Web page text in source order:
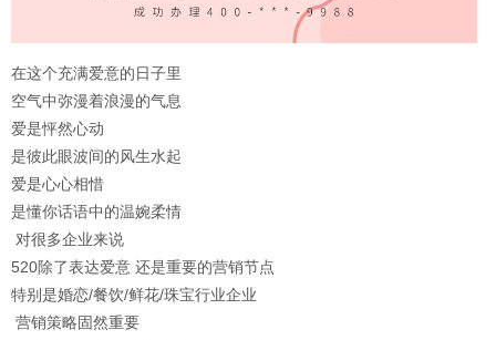
在这个充满爱意的日子里
空气中弥漫着浪漫的气息
爱是怦然心动
是彼此眼波间的风生水起
爱是心心相惜
是懂你话语中的温婉柔情
对很多企业来说
520除了表达爱意 还是重要的营销节点
特别是婚恋/餐饮/鲜花/珠宝行业企业
营销策略固然重要